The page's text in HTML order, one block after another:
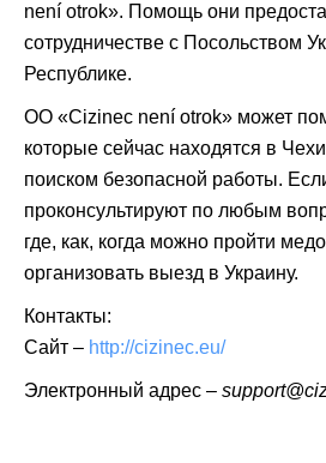
není otrok». Помощь они
сотрудничестве с Посольством
Республике.
ОО «Cizinec není otrok» может
которые сейчас находятся в
поиском безопасной работы.
проконсультируют по любым
где, как, когда можно пройти
организовать выезд в Украину.
Контакты:
Сайт – http://cizinec.eu/
Электронный адрес –